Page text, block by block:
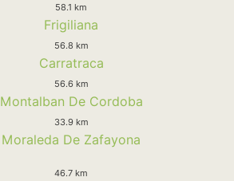
58.1 km
Frigiliana
56.8 km
Carratraca
56.6 km
Montalban De Cordoba
33.9 km
Moraleda De Zafayona
46.7 km